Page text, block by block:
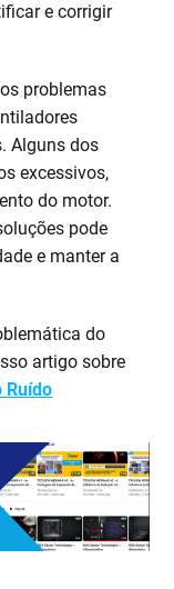
e corrigir
problemas
Alguns dos
excessivos,
do motor.
pode
e manter a
do
artigo sobre
Ruído